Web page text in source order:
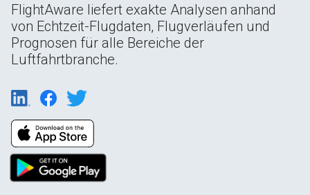
FlightAware liefert exakte Analysen anhand
von Echtzeit-Flugdaten, Flugverläufen und
Prognosen für alle Bereiche der
Luftfahrtbranche.